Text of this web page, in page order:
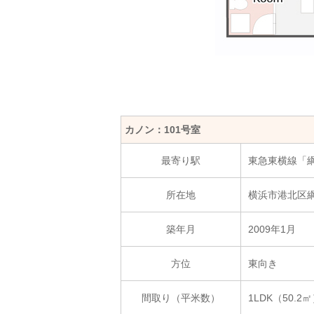
カノン：101号室
最寄り駅 東急東横線「
所在地 横浜市港北区
築年月 2009年1月
方位 東向き
間取り（平米数） 1LDK（50.2㎡